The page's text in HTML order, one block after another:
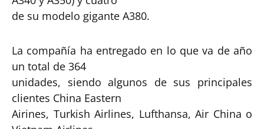
de su modelo gigante A380.
La compañía ha entregado en lo que va de año
un total de 364
unidades, siendo algunos de sus principales
clientes China Eastern
Airines, Turkish Airlines, Lufthansa, Air China o